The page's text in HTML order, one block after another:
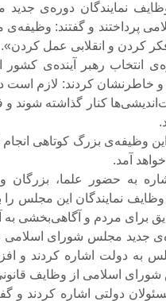
نمایندگان دوره‌ی
پرداختند و گفتند:
فکر کردن و انقلابی عمل کردن».
انتخاب رهبر آینده‌ی کشور
کردند: لازم است
کنار گذاشته شوند و
وظیفه‌ی بزرگ کوتاهی انجام
آمد.
به حضور علما،
نمایندگان این مجلس را
برای مردم و آگاهی‌بخشی به
جدید مجلس شورای اسلامی
دولت اشاره کردند و
اسلامی از وظایف
دولتی اشاره کردند و